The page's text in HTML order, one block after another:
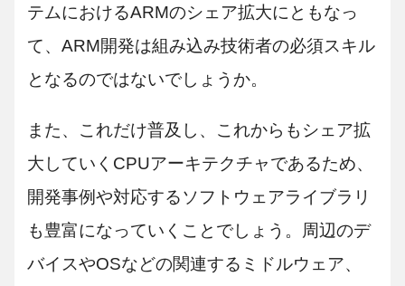
テムにおけるARMのシェア拡大にともなっ
て、ARM開発は組み込み技術者の必須スキル
となるのではないでしょうか。
また、これだけ普及し、これからもシェア拡
大していくCPUアーキテクチャであるため、
開発事例や対応するソフトウェアライブラリ
も豊富になっていくことでしょう。周辺のデ
バイスやOSなどの関連するミドルウェア、